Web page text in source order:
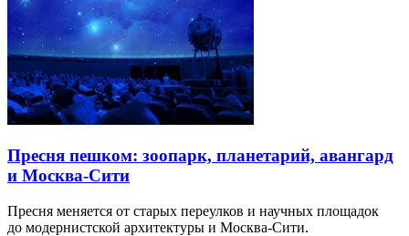
Пресня пешком: зоопарк, планетарий, авангард
и Москва-Сити
Пресня меняется от старых переулков и научных площадок
до модернистской архитектуры и Москва-Сити.